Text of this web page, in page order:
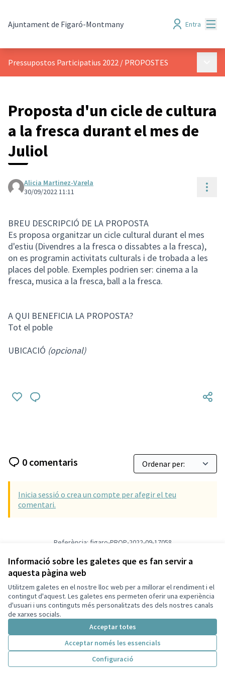
Informació sobre les galetes que es fan servir a
aquesta pàgina web
Utilitzem galetes en el nostre lloc web per a millorar el rendiment i el
contingut d'aquest. Les galetes ens permeten oferir una experiència
d'usuari i uns continguts més personalitzats des dels nostres canals
de xarxes socials.
Acceptar totes
Acceptar només les essencials
Configuració
Ajuntament de Figaró-Montmany Entra
Pressupostos Participatius 2022 / PROPOSTES
Proposta d'un cicle de cultura
a la fresca durant el mes de
Juliol
Alicia Martinez-Varela
30/09/2022 11:11
BREU DESCRIPCIÓ DE LA PROPOSTA
Es proposa organitzar un cicle cultural durant el mes
d'estiu (Divendres a la fresca o dissabtes a la fresca),
on es programin activitats culturals i de trobada a les
places del poble. Exemples podrien ser: cinema a la
fresca, musica a la fresca, ball a la fresca.
A QUI BENEFICIA LA PROPOSTA?
Tot el poble
UBICACIÓ (opcional)
0 comentaris
Inicia sessió o crea un compte per afegir el teu
comentari.
Referència: figaro-PROP-2022-09-17058
Verifica l'empremta digital
Termes i condicions d'ús
Configuració de les galetes
Triar la llenguaElegir el idioma
Web creada ambprogramari lliure .
Amb
(Enllaç